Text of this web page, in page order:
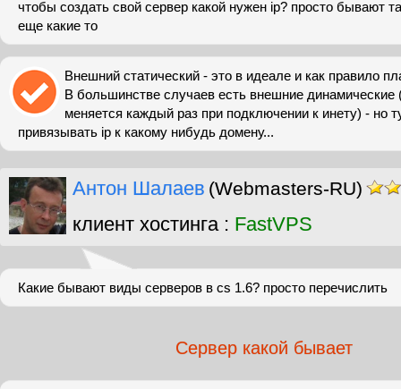
чтобы создать свой сервер какой нужен ip? просто бывают
еще какие то
Внешний статический - это в идеале и как правило
В большинстве случаев есть внешние динамические
меняется каждый раз при подключении к инету) - но
привязывать ip к какому нибудь домену...
Антон Шалаев (Webmasters-RU)
клиент хостинга : FastVPS
Какие бывают виды серверов в cs 1.6? просто перечислить
Сервер какой бывает